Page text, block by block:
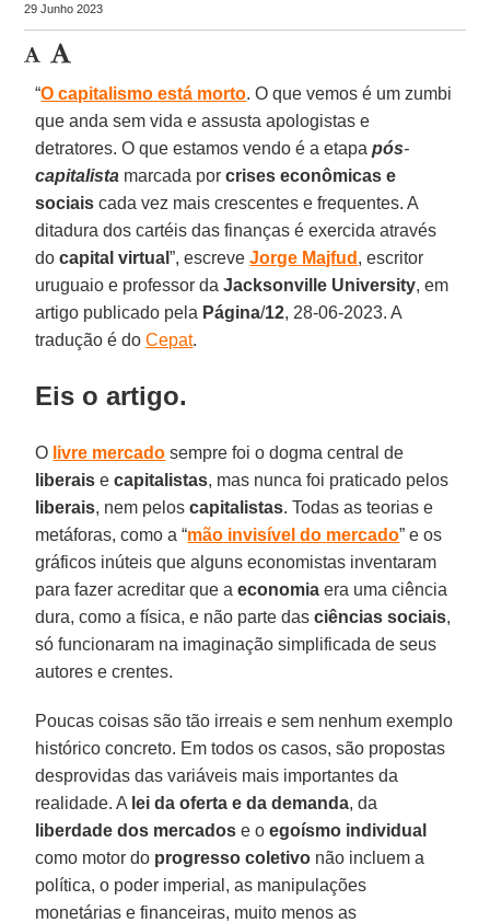
29 Junho 2023
“O capitalismo está morto. O que vemos é um zumbi
que anda sem vida e assusta apologistas e
detratores. O que estamos vendo é a etapapós-
capitalista marcada porcrises econômicas e
sociais cada vez mais crescentes e frequentes. A
ditadura dos cartéis das finanças é exercida através
docapital virtual”, escreveJorge Majfud , escritor
uruguaio e professor daJacksonville University, em
artigo publicado pela Página/12, 28-06-2023. A
tradução é doCepat.
Eis o artigo.
O livre mercado sempre foi o dogma central de
liberais ecapitalistas, mas nunca foi praticado pelos
liberais, nem peloscapitalistas. Todas as teorias e
metáforas, como a “mão invisível do mercado” e os
gráficos inúteis que alguns economistas inventaram
para fazer acreditar que aeconomia era uma ciência
dura, como a física, e não parte dasciências sociais,
só funcionaram na imaginação simplificada de seus
autores e crentes.
Poucas coisas são tão irreais e sem nenhum exemplo
histórico concreto. Em todos os casos, são propostas
desprovidas das variáveis mais importantes da
realidade. A lei da oferta e da demanda, da
liberdade dos mercados e oegoísmo individual
como motor do progresso coletivo não incluem a
política, o poder imperial, as manipulações
monetárias e financeiras, muito menos as